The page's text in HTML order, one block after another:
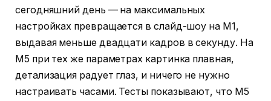
сегодняшний день — на максимальных
настройках превращается в слайд-шоу на M1,
выдавая меньше двадцати кадров в секунду. На
M5 при тех же параметрах картинка плавная,
детализация радует глаз, и ничего не нужно
настраивать часами. Тесты показывают, что M5